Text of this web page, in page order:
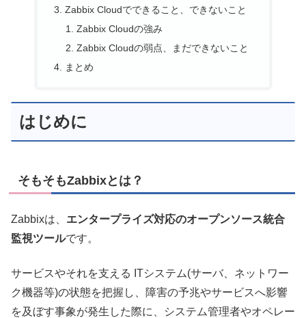
Zabbix Cloudでできること、できないこと
Zabbix Cloudの強み
Zabbix Cloudの弱点、まだできないこと
まとめ
はじめに
そもそもZabbixとは？
Zabbixは、 エンタープライズ対応のオープンソース統合
監視ツールです。
サービスやそれを支える ITシステム(サーバ、ネットワー
ク機器等)の状態を把握し、障害の予兆やサービスへ影響
を及ぼす事象が発生した際に、システム管理者やオペレー